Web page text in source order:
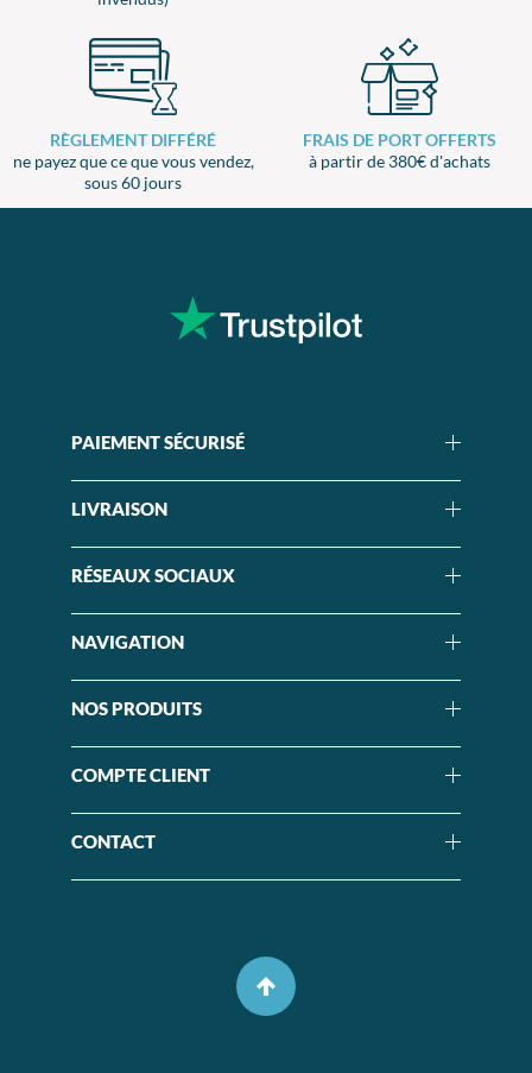
RÈGLEMENT DIFFÉRÉ
ne payez que ce que vous vendez,
sous 60 jours
FRAIS DE PORT OFFERTS
à partir de 380€ d'achats
PAIEMENT SÉCURISÉ
LIVRAISON
RÉSEAUX SOCIAUX
NAVIGATION
NOS PRODUITS
COMPTE CLIENT
CONTACT